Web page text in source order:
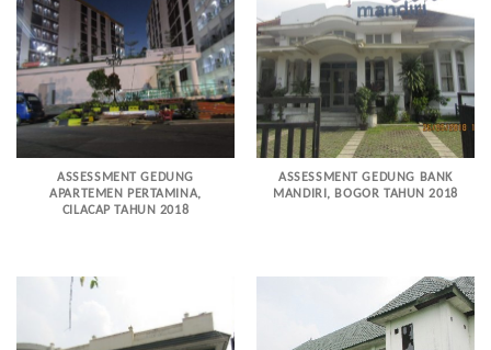
ASSESSMENT GEDUNG
APARTEMEN PERTAMINA,
CILACAP TAHUN 2018
ASSESSMENT GEDUNG BANK
MANDIRI, BOGOR TAHUN 2018